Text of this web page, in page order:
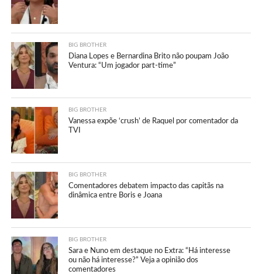
BIG BROTHER
Diana Lopes e Bernardina Brito não poupam João
Ventura: “Um jogador part-time”
BIG BROTHER
Vanessa expõe ‘crush’ de Raquel por comentador da
TVI
BIG BROTHER
Comentadores debatem impacto das capitãs na
dinâmica entre Boris e Joana
BIG BROTHER
Sara e Nuno em destaque no Extra: “Há interesse
ou não há interesse?” Veja a opinião dos
comentadores